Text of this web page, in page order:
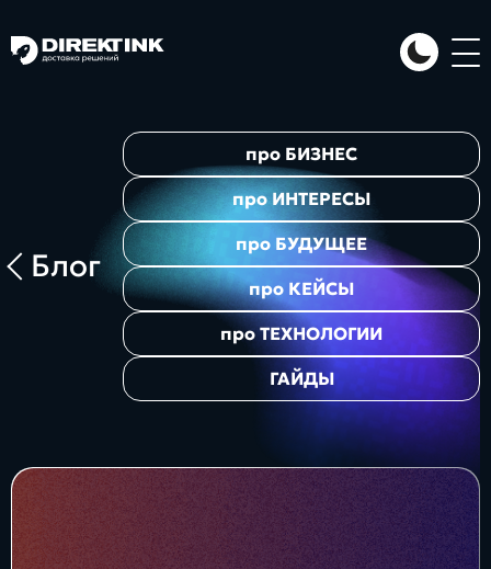
Направления
Web System
Проекты
Блог
про БИЗНЕС
про ИНТЕРЕСЫ
про БУДУЩЕЕ
про КЕЙСЫ
проТЕХНОЛОГИИ
ГАЙДЫ